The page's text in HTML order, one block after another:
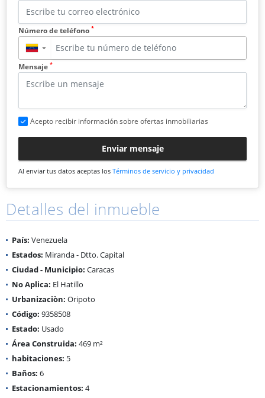
Número de teléfono *
▼
Mensaje *
Acepto recibir información sobre ofertas inmobiliarias
Enviar mensaje
Al enviar tus datos aceptas los Términos de servicio y privacidad
Detalles del inmueble
País: Venezuela
Estados: Miranda - Dtto. Capital
Ciudad - Municipio: Caracas
No Aplica: El Hatillo
Urbanizaciòn: Oripoto
Código: 9358508
Estado: Usado
Área Construida: 469 m²
habitaciones: 5
Baños: 6
Estacionamientos: 4